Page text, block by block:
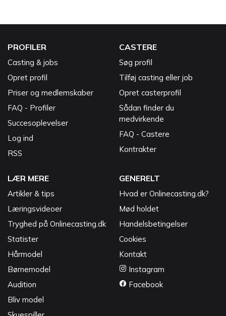
PROFILER
Casting & jobs
Opret profil
Priser og medlemskaber
FAQ - Profiler
Succesoplevelser
Log ind
RSS
CASTERE
Søg profil
Tilføj casting eller job
Opret casterprofil
Sådan finder du
medvirkende
FAQ - Castere
Kontrakter
LÆR MERE
Artikler & tips
Læringsvideoer
Tryghed på Onlinecasting.dk
Statister
Hårmodel
Børnemodel
Audition
Bliv model
GENERELT
Hvad er Onlinecasting.dk?
Mød holdet
Handelsbetingelser
Cookies
Kontakt
Instagram
Facebook